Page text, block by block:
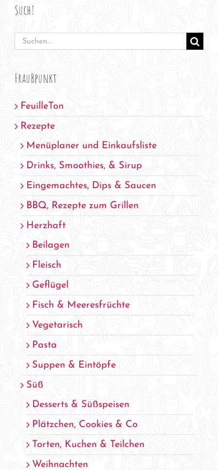
Such!
Suche
nach:
FrauBpunkt
FeuilleTon
Rezepte
Menüplaner und Einkaufsliste
Drinks, Smoothies, & Sirup
Eingemachtes, Dips & Saucen
BBQ, Rezepte zum Grillen
Herzhaft
Beilagen
Fleisch
Geflügel
Fisch & Meeresfrüchte
Vegetarisch
Pasta
Suppen & Eintöpfe
Süß
Desserts & Süßspeisen
Plätzchen, Cookies & Co
Torten, Kuchen & Teilchen
Weihnachten